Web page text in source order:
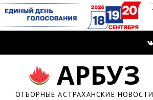
АРБУЗ
ОТБОРНЫЕ АСТРАХАНСКИЕ НОВОСТИ